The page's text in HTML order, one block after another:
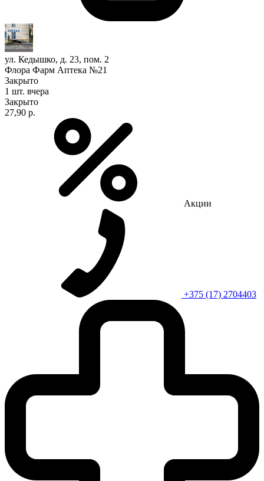
ул. Кедышко, д. 23, пом. 2
Флора Фарм Аптека №21
Закрыто
1 шт. вчера
Закрыто
27,90 р.
Акции
+375 (17) 2704403